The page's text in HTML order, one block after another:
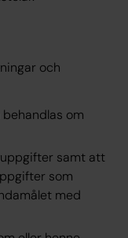
och
om
samt att
som
med